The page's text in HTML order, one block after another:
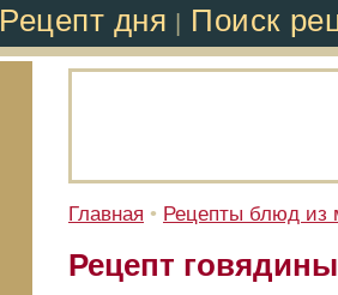
Рецепт дня Поиск
Главная • Рецепты блюд из
Рецепт